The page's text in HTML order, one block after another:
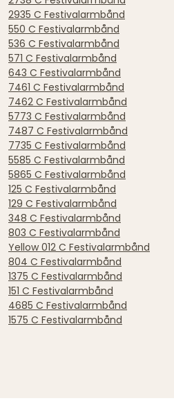
2935 C Festivalarmbånd
550 C Festivalarmbånd
536 C Festivalarmbånd
571 C Festivalarmbånd
643 C Festivalarmbånd
7461 C Festivalarmbånd
7462 C Festivalarmbånd
5773 C Festivalarmbånd
7487 C Festivalarmbånd
7735 C Festivalarmbånd
5585 C Festivalarmbånd
5865 C Festivalarmbånd
125 C Festivalarmbånd
129 C Festivalarmbånd
348 C Festivalarmbånd
803 C Festivalarmbånd
Yellow 012 C Festivalarmbånd
804 C Festivalarmbånd
1375 C Festivalarmbånd
151 C Festivalarmbånd
4685 C Festivalarmbånd
1575 C Festivalarmbånd